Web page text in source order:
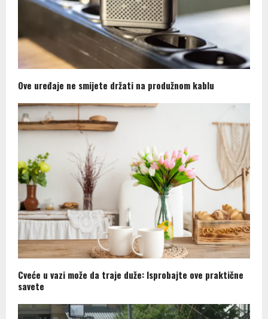
Ove uređaje ne smijete držati na produžnom kablu
Cveće u vazi može da traje duže: Isprobajte ove praktične
savete